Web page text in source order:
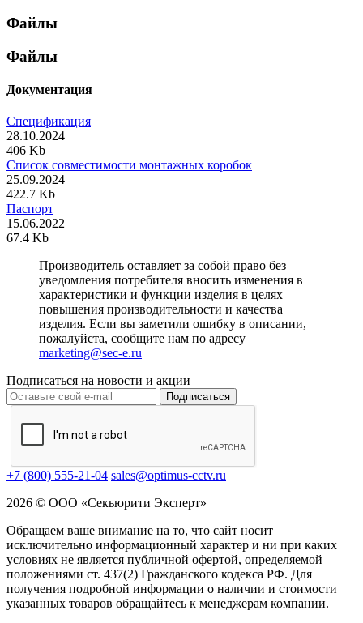
Файлы
Файлы
Документация
Спецификация
28.10.2024
406 Kb
Список совместимости монтажных коробок
25.09.2024
422.7 Kb
Паспорт
15.06.2022
67.4 Kb
Производитель оставляет за собой право без
уведомления потребителя вносить изменения в
характеристики и функции изделия в целях
повышения производительности и качества
изделия. Если вы заметили ошибку в описании,
пожалуйста, сообщите нам по адресу
marketing@sec-e.ru
Подписаться на новости и акции
Подписаться
+7 (800) 555-21-04 sales@optimus-cctv.ru
2026 © ООО «Секьюрити Эксперт»
Обращаем ваше внимание на то, что сайт носит
исключительно информационный характер и ни при каких
условиях не является публичной офертой, определяемой
положениями ст. 437(2) Гражданского кодекса РФ. Для
получения подробной информации о наличии и стоимости
указанных товаров обращайтесь к менеджерам компании.